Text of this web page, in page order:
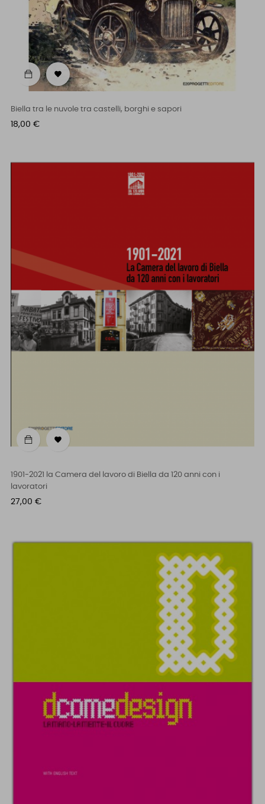

Biella tra le nuvole tra castelli, borghi e sapori
Prezzo
18,00 €

1901-2021 la Camera del lavoro di Biella da 120 anni con i
lavoratori
Prezzo
27,00 €